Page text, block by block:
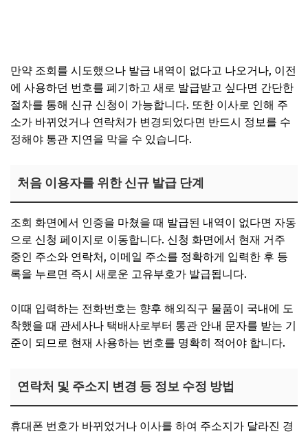
만약 조회를 시도했으나 발급 내역이 없다고 나오거나, 이전
에 사용하던 번호를 폐기하고 새로 발급받고 싶다면 간단한
절차를 통해 신규 신청이 가능합니다. 또한 이사로 인해 주
소가 바뀌었거나 연락처가 변경되었다면 반드시 정보를 수
정해야 통관 지연을 막을 수 있습니다.
처음 이용자를 위한 신규 발급 단계
조회 화면에서 인증을 마쳤을 때 발급된 내역이 없다면 자동
으로 신청 페이지로 이동합니다. 신청 화면에서 현재 거주
중인 주소와 연락처, 이메일 주소를 정확하게 입력한 후 등
록을 누르면 즉시 새로운 고유부호가 발급됩니다.
이때 입력하는 전화번호는 향후 해외직구 물품이 국내에 도
착했을 때 관세사나 택배사로부터 통관 안내 문자를 받는 기
준이 되므로 현재 사용하는 번호를 명확히 적어야 합니다.
연락처 및 주소지 변경 등 정보 수정 방법
휴대폰 번호가 바뀌었거나 이사를 하여 주소지가 달라진 경